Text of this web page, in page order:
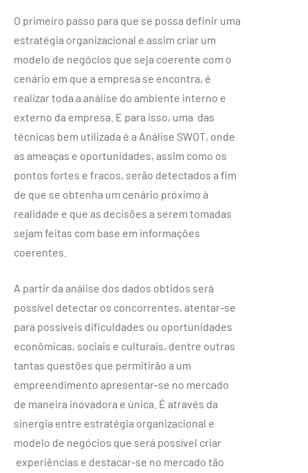
O primeiro passo para que se possa definir uma
estratégia organizacional e assim criar um
modelo de negócios que seja coerente com o
cenário em que a empresa se encontra, é
realizar toda a análise do ambiente interno e
externo da empresa. E para isso, uma das
técnicas bem utilizada é a Análise SWOT, onde
as ameaças e oportunidades, assim como os
pontos fortes e fracos, serão detectados a fim
de que se obtenha um cenário próximo à
realidade e que as decisões a serem tomadas
sejam feitas com base em informações
coerentes.
A partir da análise dos dados obtidos será
possível detectar os concorrentes, atentar-se
para possíveis dificuldades ou oportunidades
econômicas, sociais e culturais, dentre outras
tantas questões que permitirão a um
empreendimento apresentar-se no mercado
de maneira inovadora e única. É através da
sinergia entre estratégia organizacional e
modelo de negócios que será possível criar
experiências e destacar-se no mercado tão